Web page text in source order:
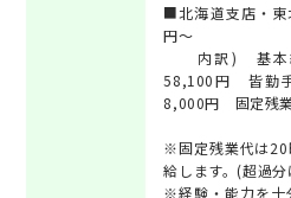
■北海道支店・
円～
内訳) 基本給
58,100円 皆勤
8,000円 固定残
※固定残業代は20
給します。(超過
※経験・能力を十